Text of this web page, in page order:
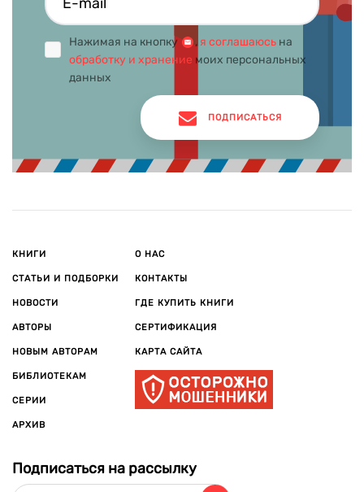
Нажимая на кнопку , я соглашаюсь на
обработку и хранение моих персональных
данных
ПОДПИСАТЬСЯ
КНИГИ
СТАТЬИ И ПОДБОРКИ
НОВОСТИ
АВТОРЫ
НОВЫМ АВТОРАМ
БИБЛИОТЕКАМ
СЕРИИ
АРХИВ
О НАС
КОНТАКТЫ
ГДЕ КУПИТЬ КНИГИ
СЕРТИФИКАЦИЯ
КАРТА САЙТА
Подписаться на рассылку